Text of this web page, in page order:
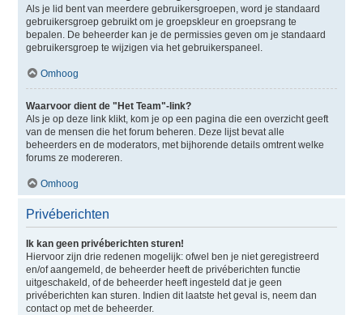
Als je lid bent van meerdere gebruikersgroepen, word je standaard
gebruikersgroep gebruikt om je groepskleur en groepsrang te
bepalen. De beheerder kan je de permissies geven om je standaard
gebruikersgroep te wijzigen via het gebruikerspaneel.
Omhoog
Waarvoor dient de "Het Team"-link?
Als je op deze link klikt, kom je op een pagina die een overzicht geeft
van de mensen die het forum beheren. Deze lijst bevat alle
beheerders en de moderators, met bijhorende details omtrent welke
forums ze modereren.
Omhoog
Privéberichten
Ik kan geen privéberichten sturen!
Hiervoor zijn drie redenen mogelijk: ofwel ben je niet geregistreerd
en/of aangemeld, de beheerder heeft de privéberichten functie
uitgeschakeld, of de beheerder heeft ingesteld dat je geen
privéberichten kan sturen. Indien dit laatste het geval is, neem dan
contact op met de beheerder.